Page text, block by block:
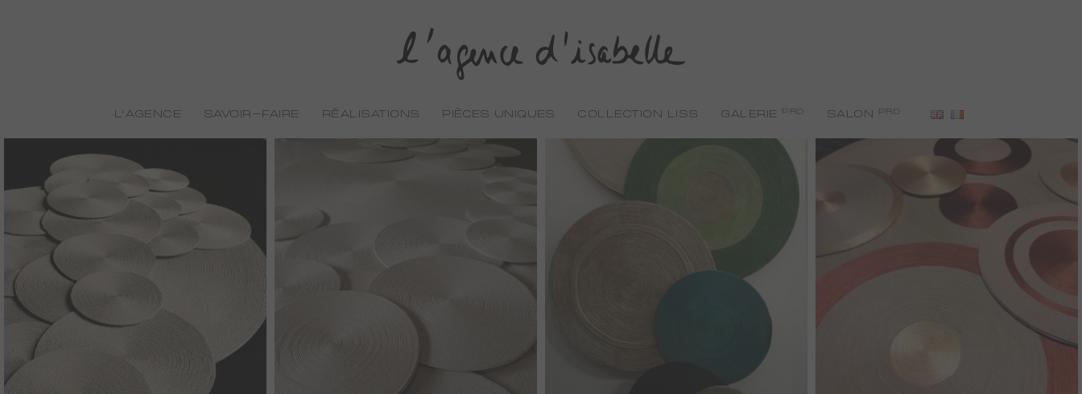
L’AGENCE SAVOIR-FAIRE RÉALISATIONS PIÈCES UNIQUES COLLECTION LISS GALERIE PRO SALON PRO